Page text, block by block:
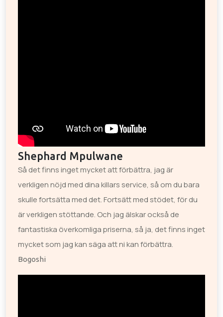
Shephard Mpulwane
Så det finns inget mycket att förbättra, jag är
verkligen nöjd med dina killars service, så om du bara
skulle fortsätta med det. Fortsätt med stödet, för du
är verkligen stöttande. Och jag älskar också de
fantastiska överkomliga priserna, så ja, det finns inget
mycket som jag kan säga att ni kan förbättra.
Bogoshi